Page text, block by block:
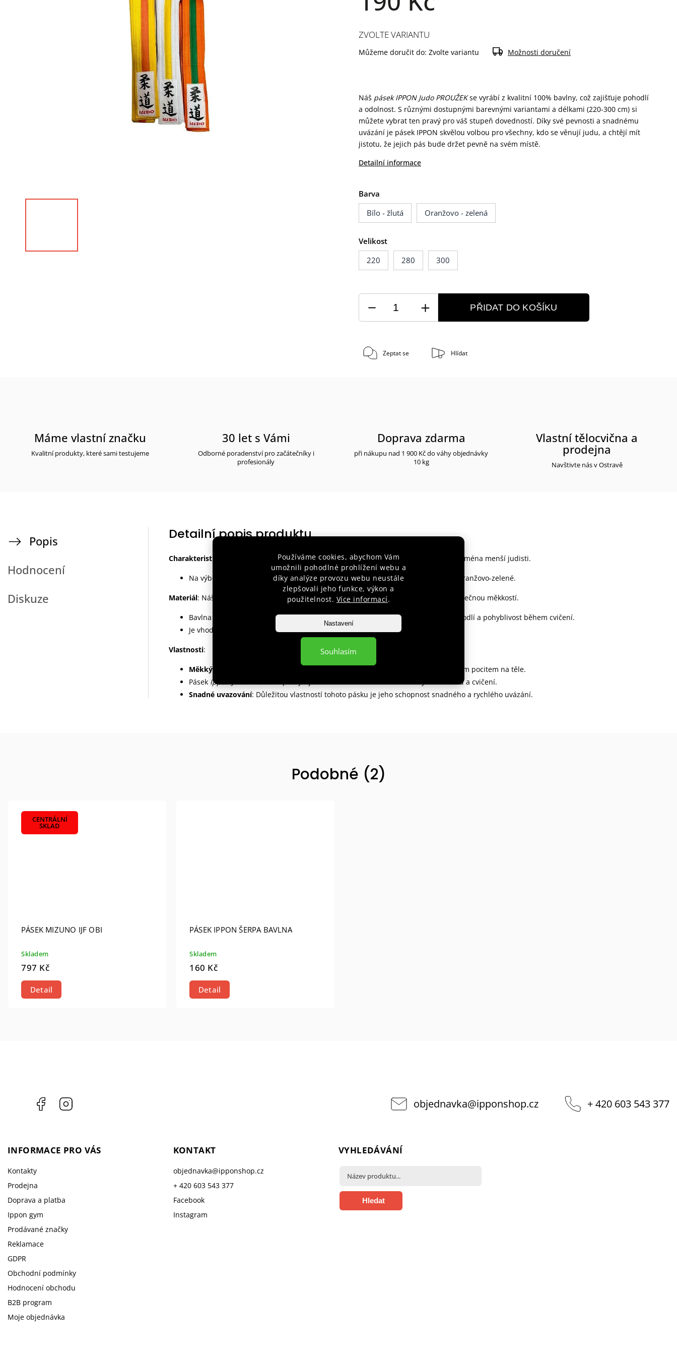
Používáme cookies, abychom Vám
umožnili pohodlné prohlížení webu a
díky analýze provozu webu neustále
zlepšovali jeho funkce, výkon a
použitelnost. Více informací.
Nastavení
Souhlasím
Náš pásek IPPON Judo PROUŽEKse vyrábí z kvalitní 100% bavlny, což zajišťuje pohodlí
a odolnost. S různými dostupnými barevnými variantami a délkami (220-300 cm) si
můžete vybrat ten pravý pro váš stupeň dovedností. Díky své pevnosti a snadnému
uvázání je pásek IPPON skvělou volbou pro všechny, kdo se věnují judu, a chtějí mít
jistotu, že jejich pás bude držet pevně na svém místě.
Detailní informace
Barva
Bílo - žlutá
Oranžovo - zelená
Velikost
220
280 300
ZVOLTE VARIANTU
Můžeme doručit do: Zvolte variantu Možnosti doručení
PŘIDAT DO KOŠÍKU
Zeptat se Hlídat
Máme vlastní značku
Kvalitní produkty, které sami testujeme
30 let s Vámi
Odborné poradenství pro začátečníky i
profesionály
Doprava zdarma
při nákupu nad 1 900 Kč do váhy objednávky
10 kg
Vlastní tělocvična a
prodejna
Navštivte nás v Ostravě
Popis
Hodnocení
Diskuze
Detailní popis produktu
Charakteristika : Tento pásek je ideální volbou pro všechny nadšence Juda, ocení jej zejména menší judisti.
Na výběr máte z několika barevných variant, včetně bílo-žluté, žluto-oranžové a oranžovo-zelené.
Materiál: Náš pásek je vyroben z kvalitní 100% bavlny, což je materiál známý svou výjimečnou měkkostí.
Bavlna je oblíbená pro svou prodyšnost, což je v kontextu aikida důležité pro pohodlí a pohyblivost během cvičení.
Je vhodná i pro citlivou pokožku, což přispívá k celkovému komfortu při nošení.
Vlastnosti:
Měkký a příjemný na tělo
: Bavlněný materiál je známý svou měkkostí a příjemným pocitem na těle.
Pásek Ippon Judo PROUŽEK
poskytuje komfortní nošení během dlouhých tréninků a cvičení.
Snadné uvazování: Důležitou vlastností tohoto pásku je jeho schopnost snadného a rychlého uvázání.
Podobné (2)
CENTRÁLNÍ
SKLAD
PÁSEK MIZUNO IJF OBI
Skladem
797 Kč
Detail
PÁSEK IPPON ŠERPA BAVLNA
Skladem
160 Kč
Detail
Facebook objednavka@ipponshop.cz + 420 603 543 377
INFORMACE PRO VÁS
Kontakty
Prodejna
Doprava a platba
Ippon gym
Prodávané značky
Reklamace
GDPR
Obchodní podmínky
Hodnocení obchodu
B2B program
Moje objednávka
KONTAKT
objednavka@ipponshop.cz
+ 420 603 543 377
Facebook
Instagram
VYHLEDÁVÁNÍ
Hledat